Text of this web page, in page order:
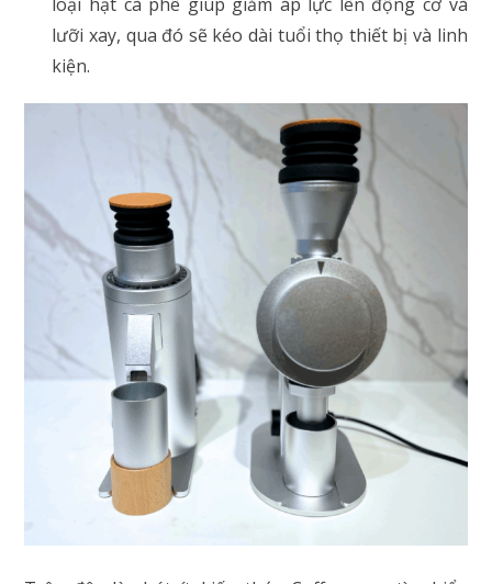
lưỡi xay, qua đó sẽ kéo dài tuổi thọ thiết bị và linh
kiện.